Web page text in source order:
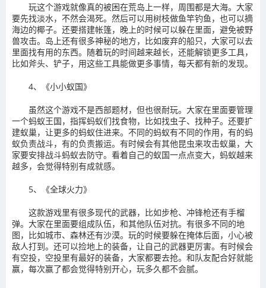
玩这个游戏就像真的被困在荒岛上一样，周围都是大海。大家
要先找淡水，不然会渴死。然后可以用树枝做鱼竿钓鱼，也可以摘
海边的椰子。还要搭建帐篷，晚上的时候可以躲在里面，避免被野
兽攻击。岛上还有很多神秘的地方，比如废弃的船只，大家可以去
里面找有用的东西。随着玩的时间越来越长，还能解锁更多工具，
比如斧头、铲子，用这些工具能做更多事情，每天都有新的发现。
4、《小小蚁国》
虽然这个游戏不是西部题材，但也很耐玩。大家在里面要管理
一个蚂蚁王国，指挥蚂蚁们找食物，比如找虫子、找种子。还要扩
建蚁巢，让更多的蚂蚁住进来。不同的蚂蚁有不同的作用，有的蚂
蚁负责战斗，有的负责搬运。有时候会有其他昆虫来攻击蚁巢，大
家要安排战斗蚂蚁去防守。看着自己的蚁国一点点变大，蚂蚁越来
越多，会觉得特别有成就感。
5、《全球火力》
这款游戏里有很多现代的武器，比如步枪、冲锋枪还有手榴
弹。大家在里面要组成队伍，和其他队伍对抗。有很多不同的地
图，比如城市、森林还有沙漠。玩的时候要躲在掩体后面，小心被
敌人打到。还可以捡地上的装备，让自己的武器更厉害。有时候会
有空投，空投里有最好的装备，大家都要去抢。和队友配合好就能
赢，每次赢了都会觉得特别开心，玩多久都不会腻。